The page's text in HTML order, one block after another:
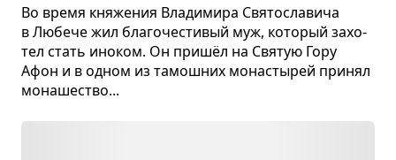
Во время кня­же­ния Вла­ди­мира Свя­то­сла­вича
в Любече жил бла­го­че­сти­вый муж, кото­рый захо­
тел стать ино­ком. Он пришёл на Свя­тую Гору
Афон и в одном из тамош­них мона­сты­рей при­нял
мона­ше­ство...